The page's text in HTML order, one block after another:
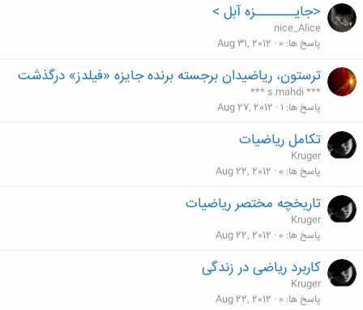
<جایـــــــزه آبل >
nice_Alice
پاسخ ها 0
Aug 31, 2012
ترستون، رياضيدان برجسته برنده جايزه «فيلدز» درگذشت
*** s.mahdi ***
پاسخ ها 1
Aug 27, 2012
تکامل ریاضیات
Kruger
پاسخ ها 0
Aug 22, 2012
تاریخچه مختصر ریاضیات
Kruger
پاسخ ها 0
Aug 22, 2012
کاربرد ریاضی در زندگی
Kruger
پاسخ ها 0
Aug 22, 2012